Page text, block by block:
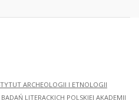
ARCHEOLOGII I ETNOLOGII
LITERACKICH POLSKIEJ AKADEMII